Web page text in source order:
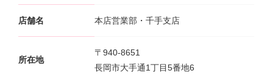
デビット会員用 Web
（デビットカードをご利用のお客さま向け）
サービスのご案内 ログイン
店舗名 本店営業部・千手支店
所在地
〒940-8651
長岡市大手通1丁目5番地6